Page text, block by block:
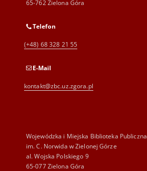
65-762 Zielona Góra
Telefon
(+48) 68 328 21 55
E-Mail
kontakt@zbc.uz.zgora.pl
Wojewódzka i Miejska Biblioteka Publiczna
im. C. Norwida w Zielonej Górze
al. Wojska Polskiego 9
65-077 Zielona Góra